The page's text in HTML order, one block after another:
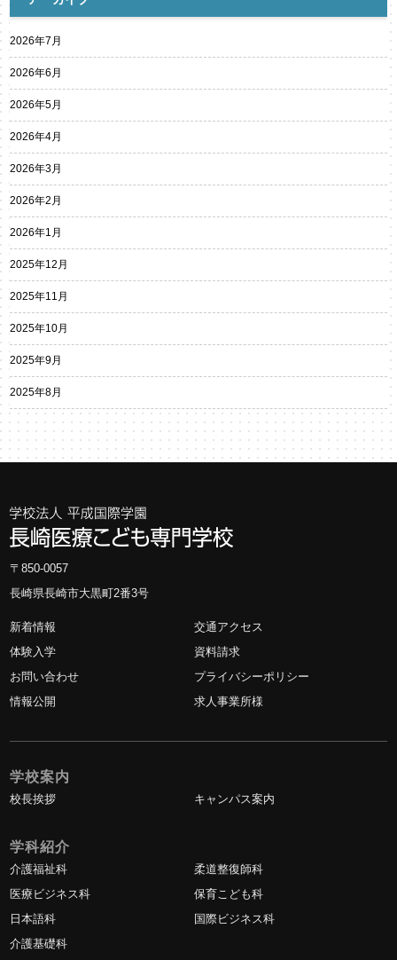
2026年7月
2026年6月
2026年5月
2026年4月
2026年3月
2026年2月
2026年1月
2025年12月
2025年11月
2025年10月
2025年9月
2025年8月
〒850-0057
長崎県長崎市大黒町2番3号
新着情報
交通アクセス
体験入学
資料請求
お問い合わせ
プライバシーポリシー
情報公開
求人事業所様
学校案内
校長挨拶 キャンパス案内
学科紹介
介護福祉科
柔道整復師科
医療ビジネス科
保育こども科
日本語科
国際ビジネス科
介護基礎科